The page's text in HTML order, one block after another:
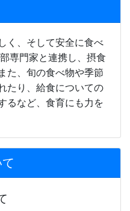
く、そして安全に食べ
専門家と連携し、摂食
た、旬の食べ物や季節
たり、給食についての
るなど、食育にも力を